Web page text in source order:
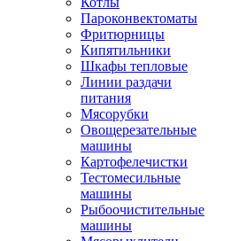
Пароконвектоматы
Фритюрницы
Кипятильники
Шкафы тепловые
Линии раздачи
питания
Мясорубки
Овощерезательные
машины
Картофелечистки
Тестомесильные
машины
Рыбоочистительные
машины